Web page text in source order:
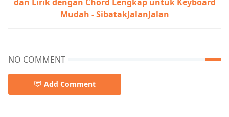
Mudah - SibatakJalanJalan
NO COMMENT
Add Comment